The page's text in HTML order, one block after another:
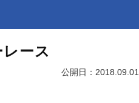
レース
公開日： 2018.09.01